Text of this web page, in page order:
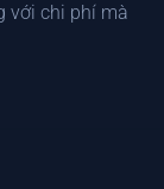
với chi phí mà